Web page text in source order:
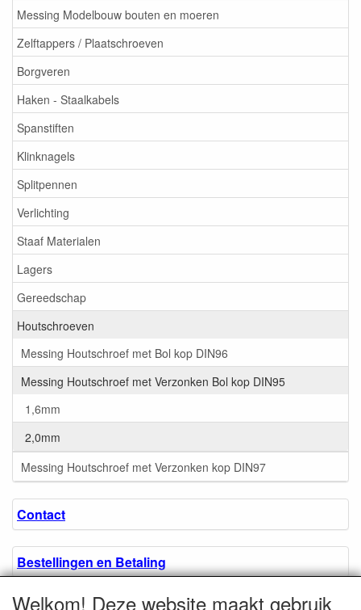
Messing Modelbouw bouten en moeren
Zelftappers / Plaatschroeven
Borgveren
Haken - Staalkabels
Spanstiften
Klinknagels
Splitpennen
Verlichting
Staaf Materialen
Lagers
Gereedschap
Houtschroeven
Messing Houtschroef met Bol kop DIN96
Messing Houtschroef met Verzonken Bol kop DIN95
1,6mm
2,0mm
Messing Houtschroef met Verzonken kop DIN97
Contact
Bestellingen en Betaling
Welkom! Deze website maakt gebruik